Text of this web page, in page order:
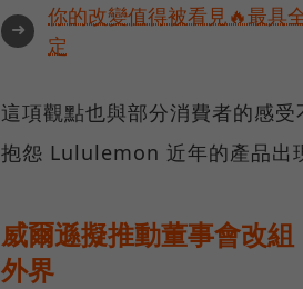
➜
你的改變值得被看見🔥最具
定
這項觀點也與部分消費者的感
抱怨 Lululemon 近年的產品出
威爾遜擬推動董事會改
外界